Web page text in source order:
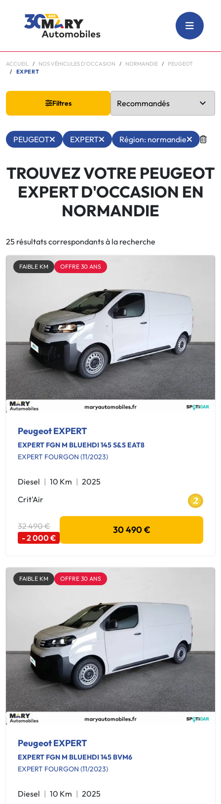
ACCUEIL NOS VÉHICULES D'OCCASION NORMANDIE
PEUGEOT
EXPERT
Filtres
PEUGEOT EXPERT Région: normandie
TROUVEZ VOTRE PEUGEOT
EXPERT D'OCCASION EN
NORMANDIE
25 résultats correspondants à la recherche
FAIBLE KM OFFRE 30 ANS
Peugeot EXPERT
EXPERT FGN M BLUEHDI 145 S&S EAT8
EXPERT FOURGON (11/2023)
Diesel 10 Km
2025
Crit'Air
32 490 €
- 2 000 €
30 490 €
FAIBLE KM OFFRE 30 ANS
Peugeot EXPERT
EXPERT FGN M BLUEHDI 145 BVM6
EXPERT FOURGON (11/2023)
Diesel 10 Km
2025